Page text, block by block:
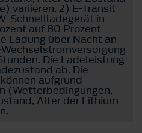
variieren. 2) E-Transit
Schnellladegerät in
auf 80 Prozent
Ladung über Nacht an
Die Ladeleistung
ab. Die
aufgrund
(Wetterbedingungen,
Alter der Lithium-